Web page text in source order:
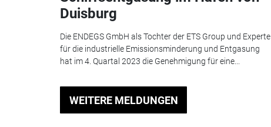
Duisburg
Die ENDEGS GmbH als Tochter der ETS Group und Experte
für die industrielle Emissionsminderung und Entgasung
hat im 4. Quartal 2023 die Genehmigung für eine...
WEITERE MELDUNGEN